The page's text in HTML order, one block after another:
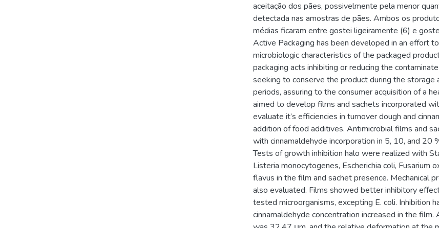
aceitação dos pães, possivelmente pela menor
detectada nas amostras de pães. Ambos os
médias ficaram entre gostei ligeiramente (6) e
Active Packaging has been developed in an effort
microbiologic characteristics of the packaged
packaging acts inhibiting or reducing the
seeking to conserve the product during the storage
periods, assuring to the consumer acquisition of a
aimed to develop films and sachets incorporated
evaluate it’s efficiencies in turnover dough and
addition of food additives. Antimicrobial films and
with cinnamaldehyde incorporation in 5, 10, and 20
Tests of growth inhibition halo were realized with
Listeria monocytogenes, Escherichia coli, Fusarium
flavus in the film and sachet presence. Mechanical
also evaluated. Films showed better inhibitory
tested microorganisms, excepting E. coli. Inhibition
cinnamaldehyde concentration increased in the